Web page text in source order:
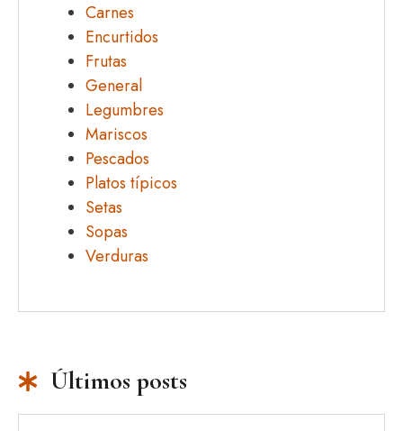
Carnes
Encurtidos
Frutas
General
Legumbres
Mariscos
Pescados
Platos típicos
Setas
Sopas
Verduras
Últimos posts